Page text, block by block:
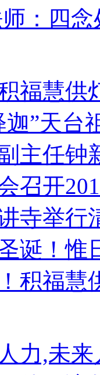
：四
福慧供
”天台
主任钟
召开
寺举行
诞！惟
积福慧
力,未